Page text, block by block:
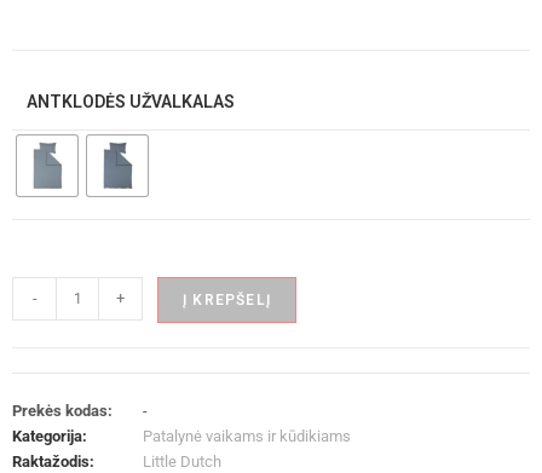
ANTKLODĖS UŽVALKALAS
- + Į KREPŠELĮ
Prekės kodas:
-
Kategorija:
Patalynė vaikams ir kūdikiams
Raktažodis:
Little Dutch